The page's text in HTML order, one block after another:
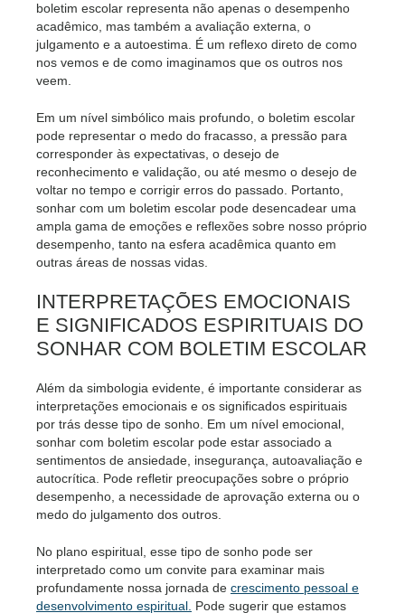
boletim escolar representa não apenas o desempenho
acadêmico, mas também a avaliação externa, o
julgamento e a autoestima. É um reflexo direto de como
nos vemos e de como imaginamos que os outros nos
veem.
Em um nível simbólico mais profundo, o boletim escolar
pode representar o medo do fracasso, a pressão para
corresponder às expectativas, o desejo de
reconhecimento e validação, ou até mesmo o desejo de
voltar no tempo e corrigir erros do passado. Portanto,
sonhar com um boletim escolar pode desencadear uma
ampla gama de emoções e reflexões sobre nosso próprio
desempenho, tanto na esfera acadêmica quanto em
outras áreas de nossas vidas.
INTERPRETAÇÕES EMOCIONAIS
E SIGNIFICADOS ESPIRITUAIS DO
SONHAR COM BOLETIM ESCOLAR
Além da simbologia evidente, é importante considerar as
interpretações emocionais e os significados espirituais
por trás desse tipo de sonho. Em um nível emocional,
sonhar com boletim escolar pode estar associado a
sentimentos de ansiedade, insegurança, autoavaliação e
autocrítica. Pode refletir preocupações sobre o próprio
desempenho, a necessidade de aprovação externa ou o
medo do julgamento dos outros.
No plano espiritual, esse tipo de sonho pode ser
interpretado como um convite para examinar mais
profundamente nossa jornada de crescimento pessoal e
desenvolvimento espiritual. Pode sugerir que estamos